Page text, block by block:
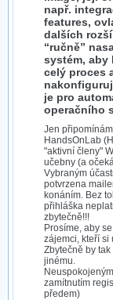
např.
features,
dalších
“ručně”
systém, aby
celý proces
je pro
operačního
Jen
HandsOnLab
"aktivní členy"
učebny (a
Vybraným
potvrzena
konáním. Bez
přihláška
zbytečně!!!
Prosíme, aby
zájemci, kteří si
Zbytečně by
jinému.
zamítnutím
předem)